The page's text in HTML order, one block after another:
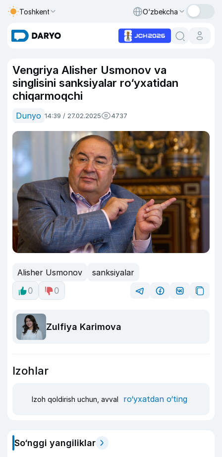
Toshkent O‘zbekcha
Vengriya Alisher Usmonov va
singlisini sanksiyalar ro‘yxatidan
chiqarmoqchi
Dunyo 14:39 / 27.02.2025 4737
Alisher Usmonov
sanksiyalar
0
0
Zulfiya Karimova
Izohlar
Izoh qoldirish uchun, avval ro‘yxatdan o‘ting
So‘nggi yangiliklar